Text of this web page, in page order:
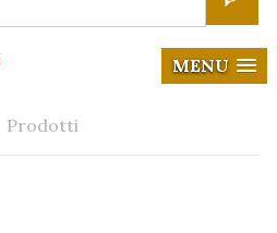
MENU
Prodotti